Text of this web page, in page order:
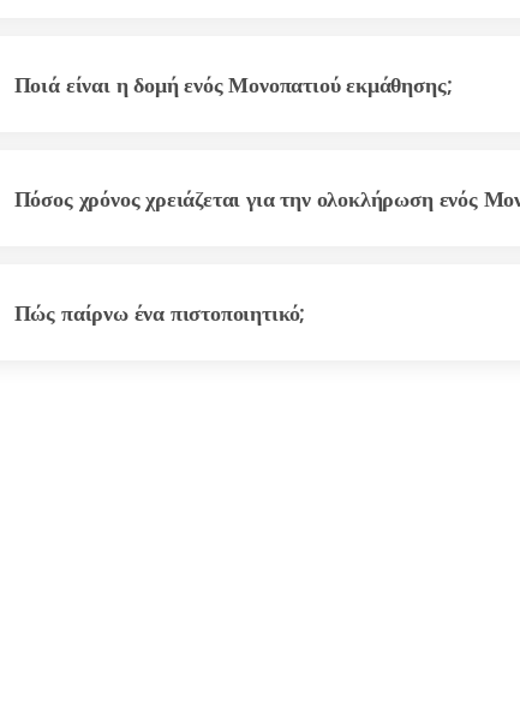
Ποιά είναι η δομή ενός Μονοπατιού εκμάθησης;
Πόσος χρόνος χρειάζεται για την ολοκλήρωση ενός
Πώς παίρνω ένα πιστοποιητικό;